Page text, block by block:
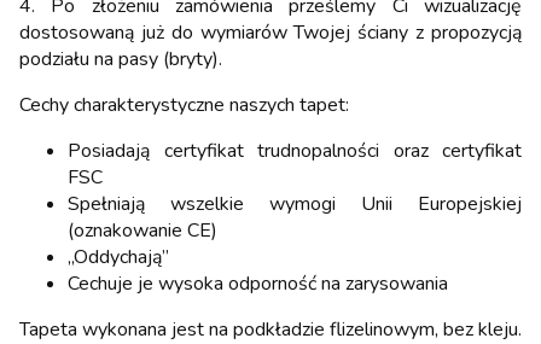
4. Po złożeniu zamówienia prześlemy Ci wizualizację
dostosowaną już do wymiarów Twojej ściany z propozycją
podziału na pasy (bryty).
Cechy charakterystyczne naszych tapet:
Posiadają certyfikat trudnopalności oraz certyfikat
FSC
Spełniają wszelkie wymogi Unii Europejskiej
(oznakowanie CE)
„Oddychają”
Cechuje je wysoka odporność na zarysowania
Tapeta wykonana jest na podkładzie flizelinowym, bez kleju.